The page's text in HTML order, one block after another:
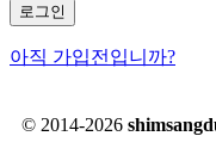
로그인
아직 가입전입니까?
© 2014-2026